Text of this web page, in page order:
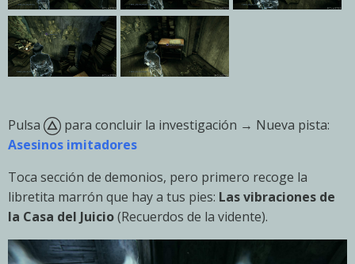
Pulsa
para concluir la investigación → Nueva pista:
Asesinos imitadores
Toca sección de demonios, pero primero recoge la
libretita marrón que hay a tus pies: Las vibraciones de
la Casa del Juicio(Recuerdos de la vidente).